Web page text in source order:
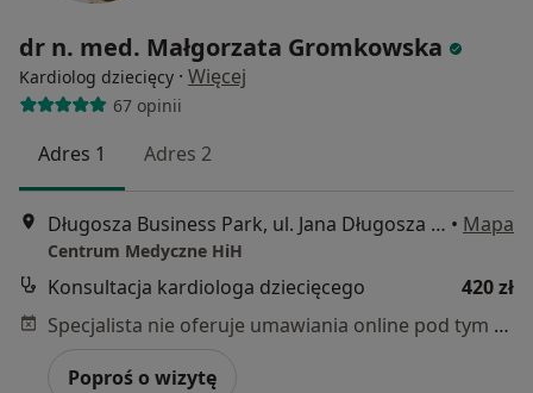
dr n. med. Małgorzata Gromkowska
Kardiolog dziecięcy · Więcej
67 opinii
Adres 1 Adres 2
Długosza Business Park, ul. Jana Długosza 48 budynek D, Wrocław • Mapa
Centrum Medyczne HiH
Konsultacja kardiologa dziecięcego
420 zł
Specjalista nie oferuje umawiania online pod tym adresem.
Poproś o wizytę